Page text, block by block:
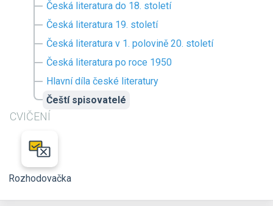
Česká literatura do 18. století
Česká literatura 19. století
Česká literatura v 1. polovině 20. století
Česká literatura po roce 1950
Hlavní díla české literatury
Čeští spisovatelé
CVIČENÍ
Rozhodovačka